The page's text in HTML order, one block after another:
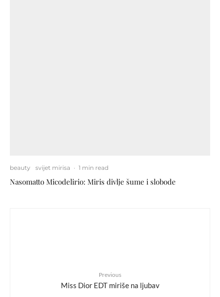
beauty svijet mirisa · 1 min read
Nasomatto Micodelirio: Miris divlje šume i slobode
Previous
Miss Dior EDT miriše na ljubav